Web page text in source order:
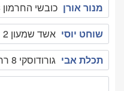
מנור אורן כובשי החרמון 13א רחובות , 0545461577
שוחט יוסי אשד שמעון 2 רחובות , 0522750999
תכלת אבי גורודוסקי 8 רחובות , 0544428834